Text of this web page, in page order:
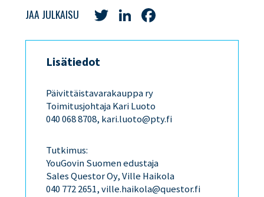
JAA JULKAISU TwitterLinkedIn
Lisätiedot
Päivittäistavarakauppa ry
Toimitusjohtaja Kari Luoto
040 068 8708, kari.luoto@pty.fi
Tutkimus:
YouGovin Suomen edustaja
Sales Questor Oy, Ville Haikola
040 772 2651, ville.haikola@questor.fi